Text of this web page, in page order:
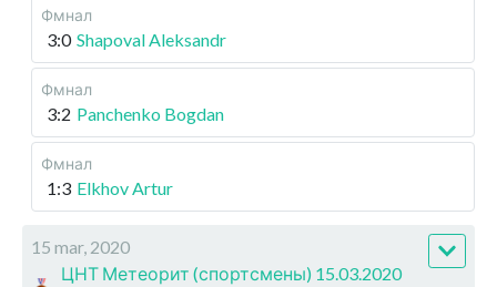
Фмнал
3:0 Shapoval Aleksandr
Фмнал
3:2 Panchenko Bogdan
Фмнал
1:3 Elkhov Artur
15 mar, 2020
ЦНТ Метеорит (спортсмены) 15.03.2020